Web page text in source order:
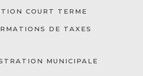
COURT TERME
DE TAXES
MUNICIPALE